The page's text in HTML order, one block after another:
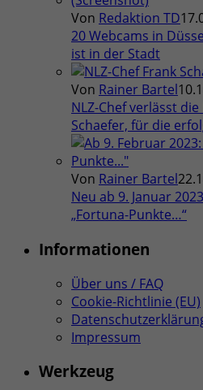
Von Redaktion TD
20 Webcams in
ist in der Stadt
Von Rainer Bartel
NLZ-Chef verlässt
Schaefer, für die
Von Rainer Bartel
Neu ab 9. Januar
„Fortuna-Punkte…“
Informationen
Über uns / FAQ
Cookie-Richtlinie (EU)
Impressum
Werkzeug